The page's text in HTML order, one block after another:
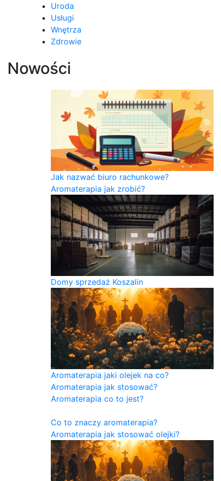
Uroda
Usługi
Wnętrza
Zdrowie
Nowości
Jak nazwać biuro rachunkowe?
Aromaterapia jak zrobić?
Domy sprzedaż Koszalin
Aromaterapia jaki olejek na co?
Aromaterapia jak stosować?
Aromaterapia co to jest?
Co to znaczy aromaterapia?
Aromaterapia jak stosować olejki?